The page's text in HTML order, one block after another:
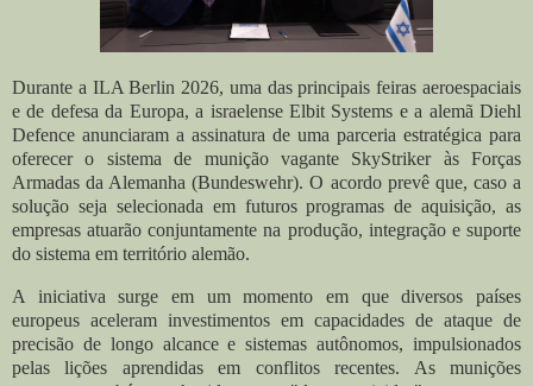
Durante a ILA Berlin 2026, uma das principais feiras aeroespaciais
e de defesa da Europa, a israelense Elbit Systems e a alemã Diehl
Defence anunciaram a assinatura de uma parceria estratégica para
oferecer o sistema de munição vagante SkyStriker às Forças
Armadas da Alemanha (Bundeswehr). O acordo prevê que, caso a
solução seja selecionada em futuros programas de aquisição, as
empresas atuarão conjuntamente na produção, integração e suporte
do sistema em território alemão.
A iniciativa surge em um momento em que diversos países
europeus aceleram investimentos em capacidades de ataque de
precisão de longo alcance e sistemas autônomos, impulsionados
pelas lições aprendidas em conflitos recentes. As munições